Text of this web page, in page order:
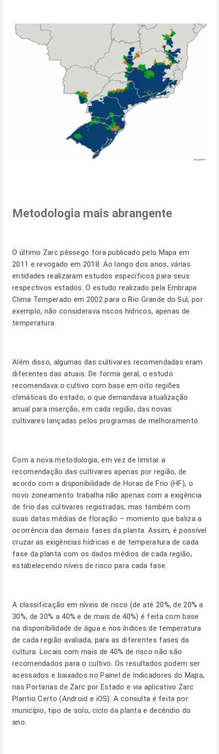
Metodologia mais abrangente
O último Zarc pêssego fora publicado pelo Mapa em
2011 e revogado em 2018. Ao longo dos anos, várias
entidades realizaram estudos específicos para seus
respectivos estados. O estudo realizadopela Embrapa
Clima Temperado em 2002 para o Rio Grande do Sul, por
exemplo, não considerava riscos hídricos, apenas de
temperatura.
Além disso, algumas das cultivares recomendadas eram
diferentes das atuais. De forma geral, o estudo
recomendava o cultivo com base em oito regiões
climáticas do estado, o que demandava atualização
anual para inserção, em cada região, das novas
cultivares lançadas pelos programas de melhoramento.
Com a nova metodologia, em vez de limitar a
recomendação das cultivares apenas por região, de
acordo com a disponibilidade de Horas de Frio (HF), o
novo zoneamento trabalha não apenas com a exigência
de frio das cultivares registradas, mas também com
suas datas médias de floração – momento que baliza a
ocorrência das demais fases da planta. Assim, é possível
cruzar as exigências hídricas e de temperatura de cada
fase da planta com os dados médios de cada região,
estabelecendo níveis de risco para cada fase.
A classificação em níveis de risco (de até 20%, de 20% a
30%, de 30% a 40% e de mais de 40%) é feita com base
na disponibilidade de água e nos índices de temperatura
de cada região avaliada, para as diferentes fases da
cultura. Locais com mais de 40% de risco não são
recomendados para o cultivo. Os resultados podem ser
acessados e baixados no Painel de Indicadores do Mapa,
nas Portarias de Zarc por Estado e via aplicativo Zarc
Plantio Certo (Android e iOS). A consulta é feita por
município, tipo de solo, ciclo da planta e decêndio do
ano.